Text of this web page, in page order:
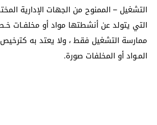
التشغيل – الممنوح من الجهات الإدارية
التي يتولد عن أنشطتها مواد أو مخلفـات
ممارسة التشغيل فقط ، ولا يعتد به
المـواد أو المخلفات صورة.